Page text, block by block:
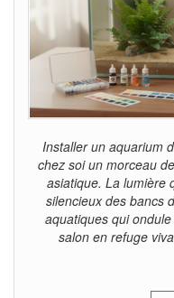
Installer un aquarium
chez soi un morceau
asiatique. La lumière
silencieux des bancs
aquatiques qui
salon en refuge